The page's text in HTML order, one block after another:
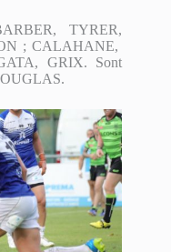
TYRER,
; CALAHANE,
GRIX. Sont